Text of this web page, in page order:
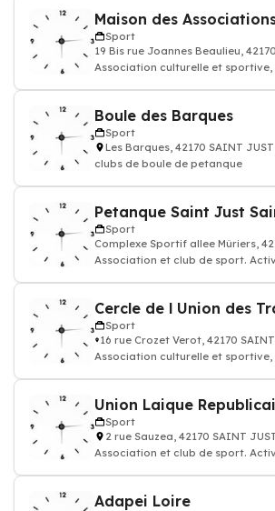
Maison des
Sport
19 Bis rue Joannes Beaulieu,
Association culturelle et
Boule des Barques
Sport
Les Barques, 42170 SAINT JUST
clubs de boule de petanque
Petanque Saint Just
Sport
Complexe Sportif allee Mûriers,
Association et club de sport.
Cercle de l Union des
Sport
16 rue Crozet Verot, 42170
Association culturelle et
Union Laique
Sport
2 rue Sauzea, 42170 SAINT
Association et club de sport.
Adapei Loire